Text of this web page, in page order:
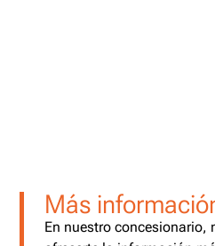
Más
En nuestro concesionario,